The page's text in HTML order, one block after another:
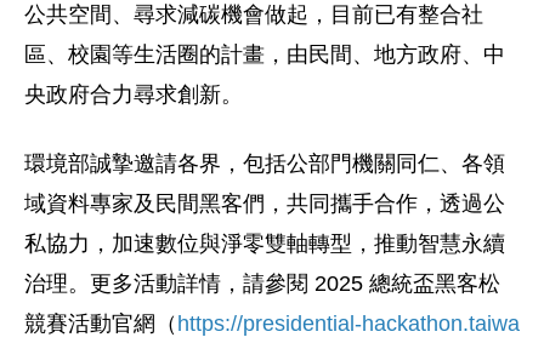
公共空間、尋求減碳機會做起，目前已有整合社
區、校園等生活圈的計畫，由民間、地方政府、中
央政府合力尋求創新。
環境部誠摯邀請各界，包括公部門機關同仁、各領
域資料專家及民間黑客們，共同攜手合作，透過公
私協力，加速數位與淨零雙軸轉型，推動智慧永續
治理。更多活動詳情，請參閱 2025 總統盃黑客松
競賽活動官網（ https://presidential-hackathon.taiwa